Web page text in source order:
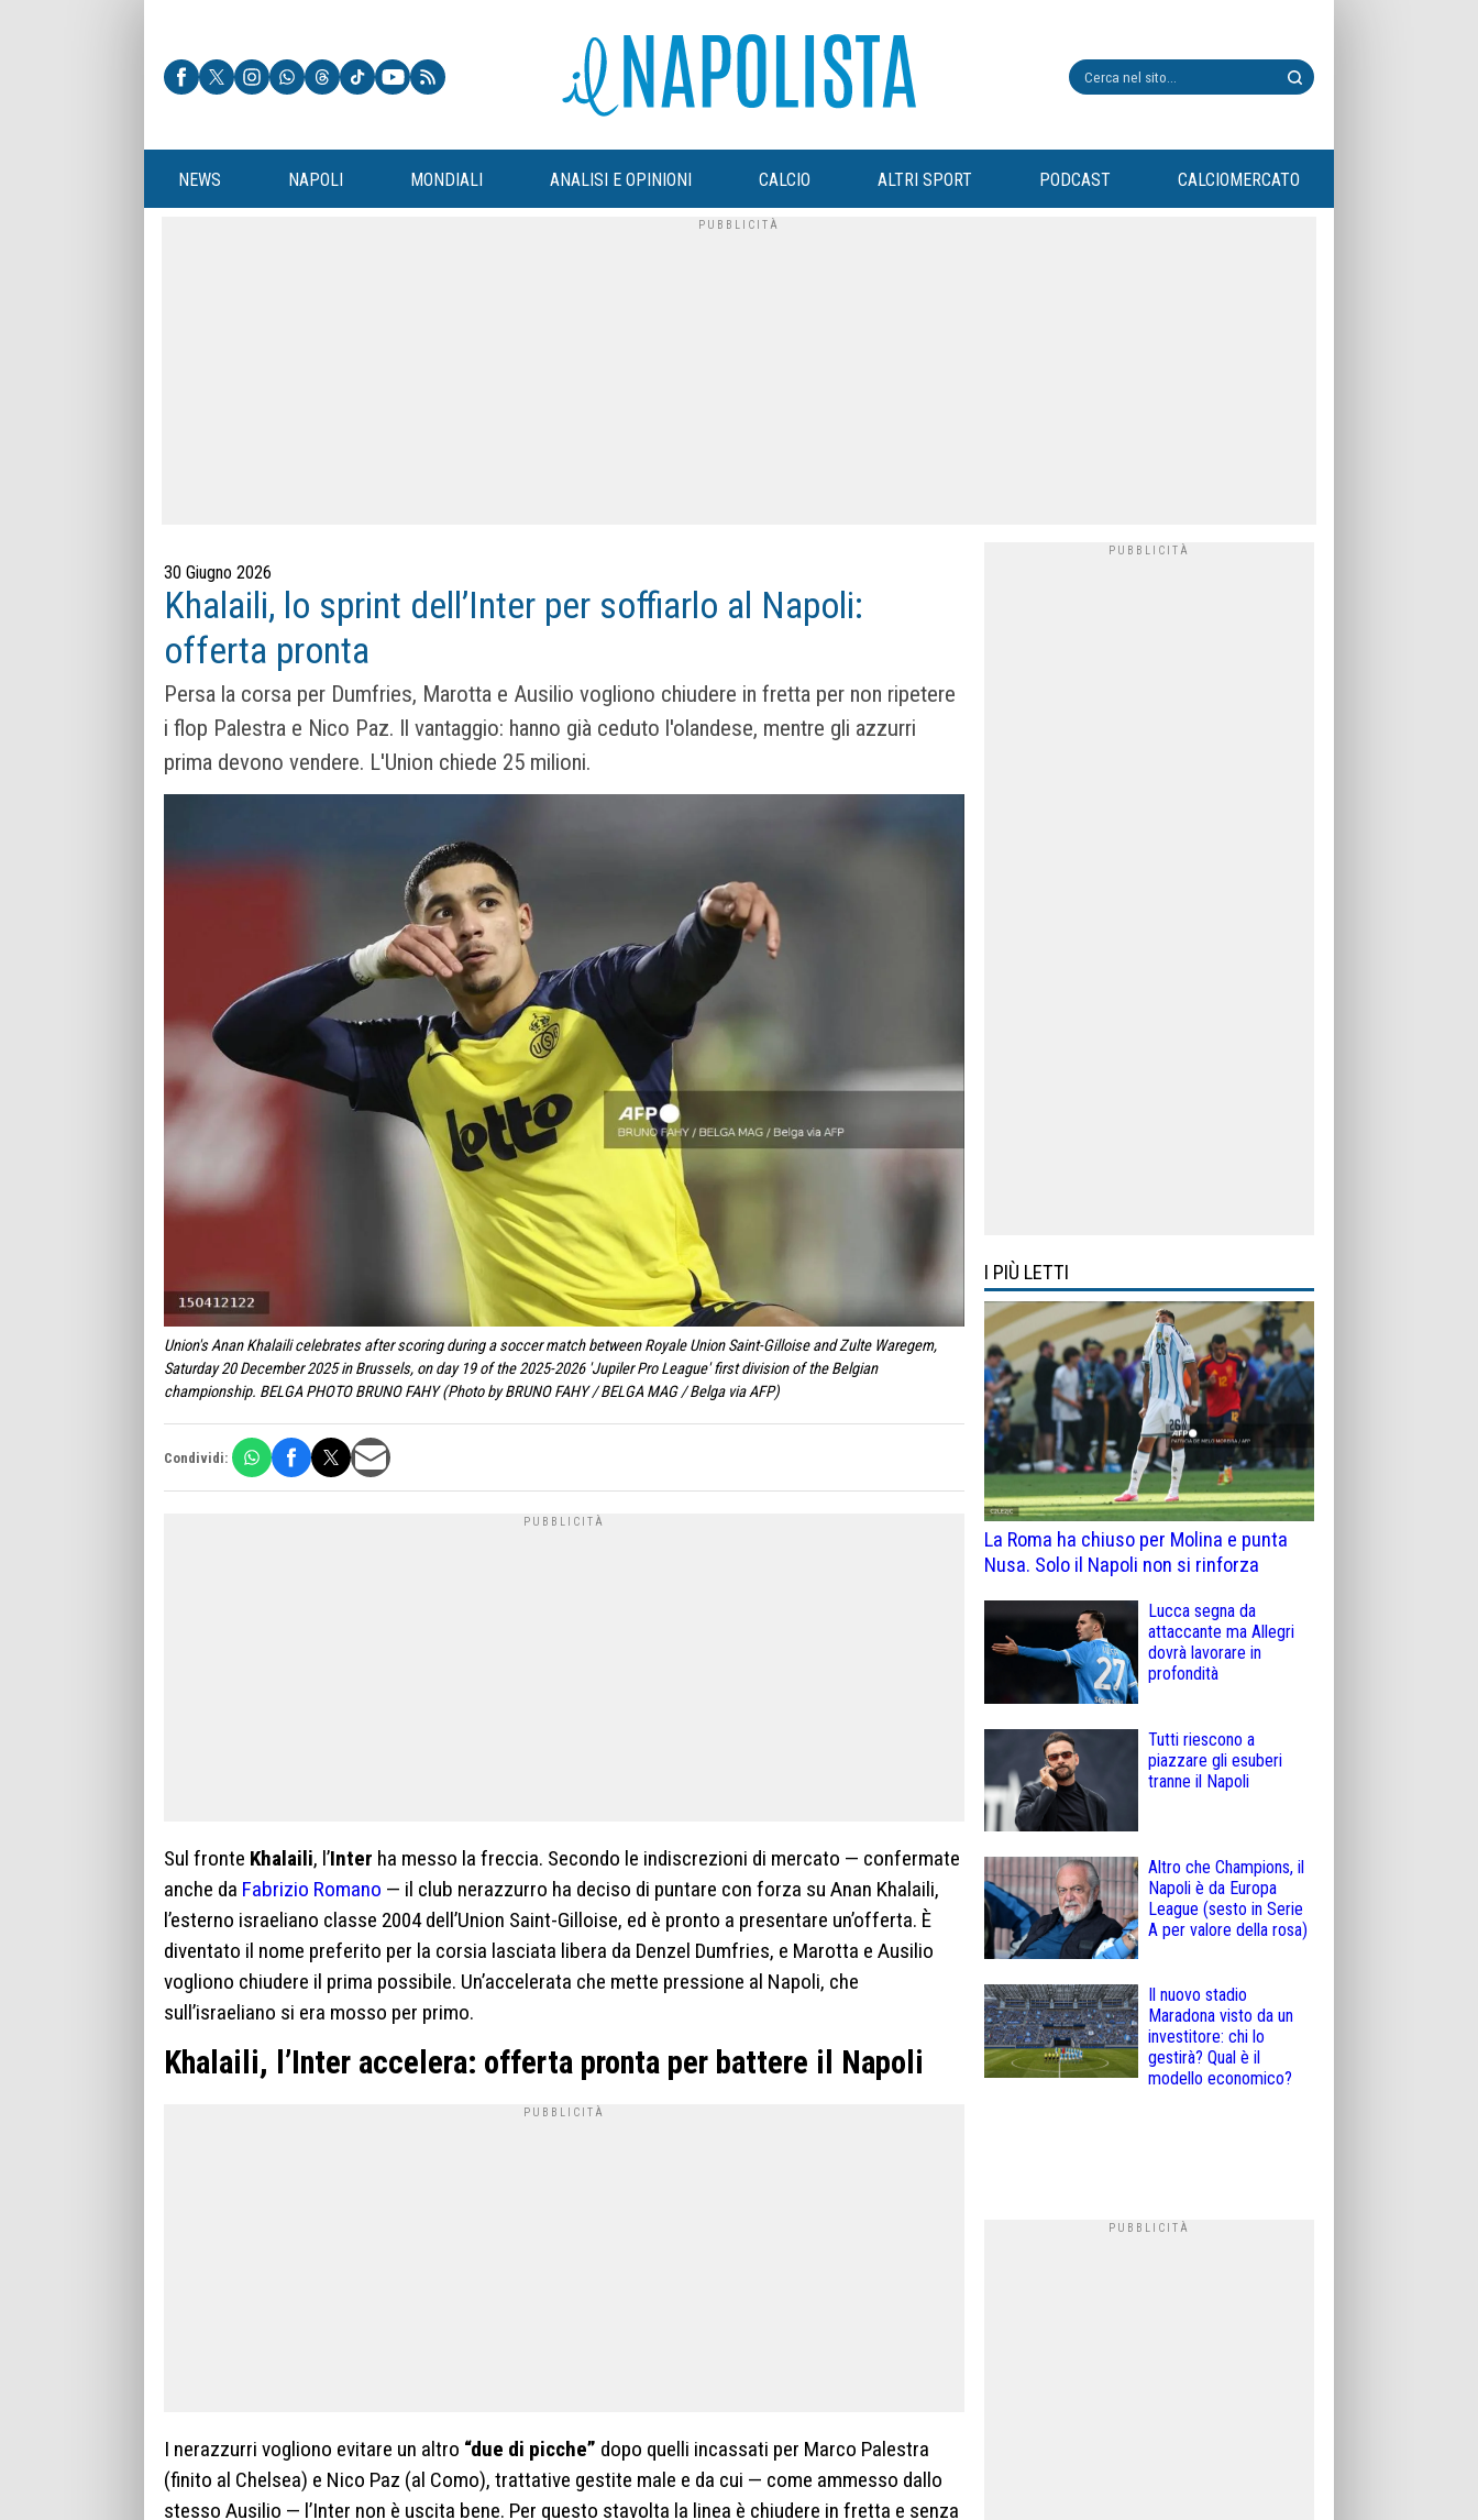
NEWS NAPOLI MONDIALI ANALISI E OPINIONI CALCIO ALTRI SPORT PODCAST CALCIOMERCATO
30 Giugno 2026
Khalaili, lo sprint dell’Inter per soffiarlo al Napoli:
offerta pronta
Persa la corsa per Dumfries, Marotta e Ausilio vogliono chiudere in fretta per non ripetere
i flop Palestra e Nico Paz. Il vantaggio: hanno già ceduto l'olandese, mentre gli azzurri
prima devono vendere. L'Union chiede 25 milioni.
Union's Anan Khalaili celebrates after scoring during a soccer match between Royale Union Saint-Gilloise and Zulte Waregem,
Saturday 20 December 2025 in Brussels, on day 19 of the 2025-2026 'Jupiler Pro League' first division of the Belgian
championship. BELGA PHOTO BRUNO FAHY (Photo by BRUNO FAHY / BELGA MAG / Belga via AFP)
Condividi:
Sul fronte Khalaili, l’Inter ha messo la freccia. Secondo le indiscrezioni di mercato — confermate
anche da Fabrizio Romano — il club nerazzurro ha deciso di puntare con forza su Anan Khalaili,
l’esterno israeliano classe 2004 dell’Union Saint-Gilloise, ed è pronto a presentare un’offerta. È
diventato il nome preferito per la corsia lasciata libera da Denzel Dumfries, e Marotta e Ausilio
vogliono chiudere il prima possibile. Un’accelerata che mette pressione al Napoli, che
sull’israeliano si era mosso per primo.
Khalaili, l’Inter accelera: offerta pronta per battere il Napoli
I nerazzurri vogliono evitare un altro “due di picche” dopo quelli incassati per Marco Palestra
(finito al Chelsea) e Nico Paz (al Como), trattative gestite male e da cui — come ammesso dallo
stesso Ausilio — l’Inter non è uscita bene. Per questo stavolta la linea è chiudere in fretta e senza
I PIÙ LETTI
La Roma ha chiuso per Molina e punta
Nusa. Solo il Napoli non si rinforza
Lucca segna da
attaccante ma Allegri
dovrà lavorare in
profondità
Tutti riescono a
piazzare gli esuberi
tranne il Napoli
Altro che Champions, il
Napoli è da Europa
League (sesto in Serie
A per valore della rosa)
Il nuovo stadio
Maradona visto da un
investitore: chi lo
gestirà? Qual è il
modello economico?